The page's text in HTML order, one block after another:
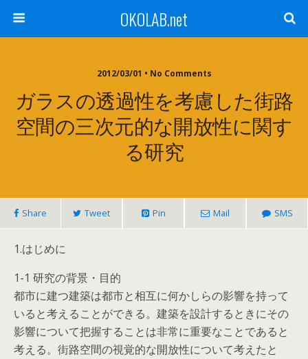
OKOLAB.net
2012/03/01 • No Comments
ガラスの透過性を考慮した街路
空間の三次元的な開放性に関す
る研究
Share Tweet Pin Mail SMS
1.はじめに
1-1 研究の背景・目的
都市に建つ建築は都市と相互に何かしらの影響を持って
いると考えることができる。建築を設計するときにその
影響について把握することは非常に重要なことであると
考える。街路空間の視覚的な開放性について考えたと